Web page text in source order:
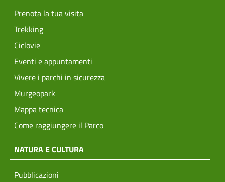
Prenota la tua visita
Trekking
Ciclovie
Eventi e appuntamenti
Vivere i parchi in sicurezza
Murgeopark
Mappa tecnica
Come raggiungere il Parco
NATURA E CULTURA
Pubblicazioni